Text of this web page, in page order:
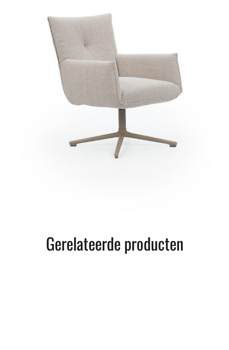
Gerelateerde producten